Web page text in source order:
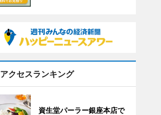
アクセスランキング
資生堂パーラー銀座本店で